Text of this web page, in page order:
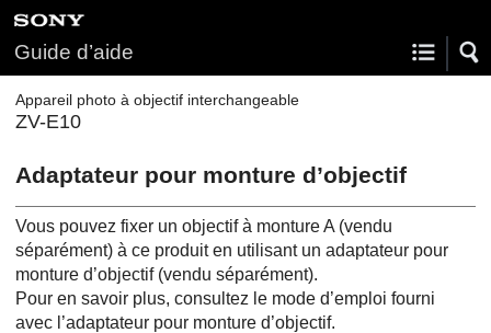
Guide d’aide
Appareil photo à objectif interchangeable
ZV-E10
Adaptateur pour monture d’objectif
Vous pouvez fixer un objectif à monture A (vendu
séparément) à ce produit en utilisant un adaptateur pour
monture d’objectif (vendu séparément).
Pour en savoir plus, consultez le mode d’emploi fourni
avec l’adaptateur pour monture d’objectif.